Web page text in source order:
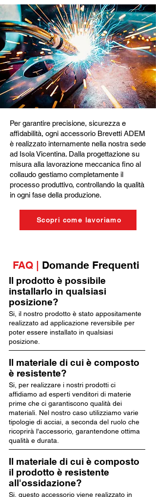
Per garantire precisione, sicurezza e
affidabilità, ogni accessorio Brevetti ADEM
è realizzato internamente nella nostra sede
ad Isola Vicentina. Dalla progettazione su
misura alla lavorazione meccanica fino al
collaudo gestiamo completamente il
processo produttivo, controllando la qualità
in ogni fase della produzione.
Scopri come lavoriamo
FAQ | Domande Frequenti
Il prodotto è possibile
installarlo in qualsiasi
posizione?
Si, il nostro prodotto è stato appositamente
realizzato ad applicazione reversibile per
poter essere installato in qualsiasi
posizione.
Il materiale di cui è composto
è resistente?
Si, per realizzare i nostri prodotti ci
affidiamo ad esperti venditori di materie
prime che ci garantiscono qualità dei
materiali. Nel nostro caso utilizziamo varie
tipologie di acciai, a seconda del ruolo che
ricoprirà l'accessorio, garantendone ottima
qualità e durata.
Il materiale di cui è composto
il prodotto è resistente
all'ossidazione?
Si, questo accessorio viene realizzato in